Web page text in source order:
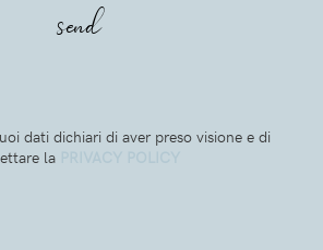
dati dichiari di aver preso visione e di
la